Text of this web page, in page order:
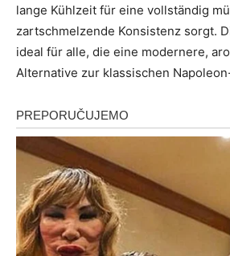
lange Kühlzeit für eine vollständig
zartschmelzende Konsistenz sorgt.
ideal für alle, die eine modernere,
Alternative zur klassischen